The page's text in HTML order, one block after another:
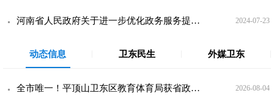
河南省人民政府关于进一步优化政务服务提升行政效能推动“高效办成一件事”的实施意见 2024-07-23
动态信息 卫东民生 外媒卫东
全市唯一！平顶山卫东区教育体育局获省政府表彰 2026-08-04